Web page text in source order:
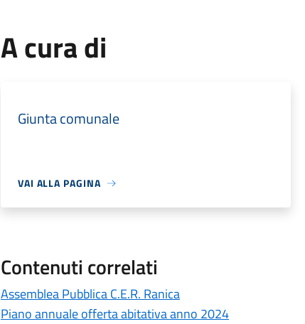
A cura di
Giunta comunale
VAI ALLA PAGINA
Contenuti correlati
Assemblea Pubblica C.E.R. Ranica
Piano annuale offerta abitativa anno 2024